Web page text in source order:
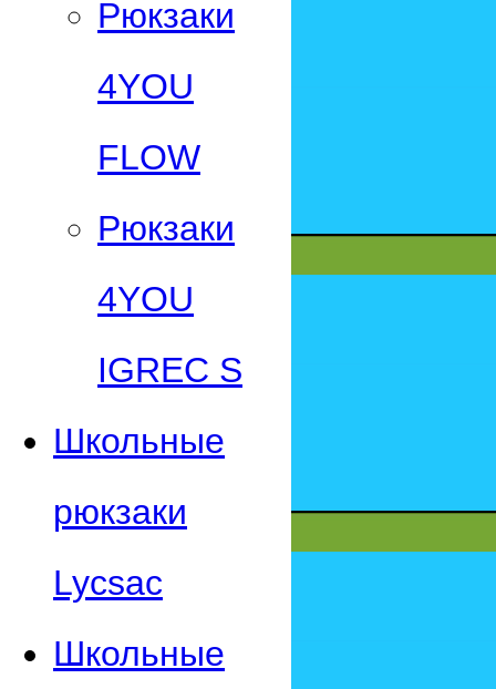
Рюкзаки
4YOU
FLOW
Рюкзаки
4YOU
IGREC S
Школьные
рюкзаки
Lycsac
Школьные